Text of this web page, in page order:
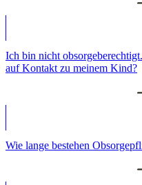
Ich bin nicht
auf Kontakt zu meinem Kind?
Wie lange bestehen